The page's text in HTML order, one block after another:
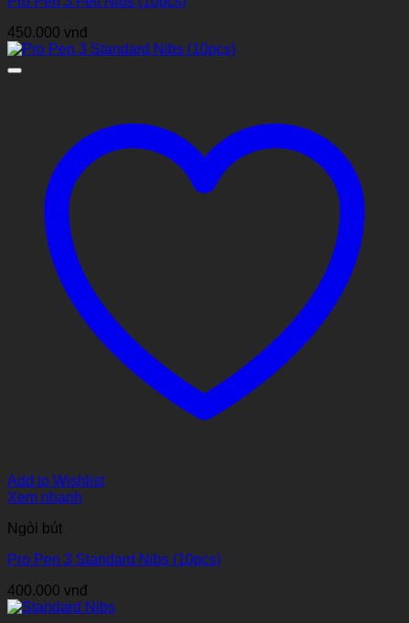
450.000 vnđ
Add to Wishlist
Xem nhanh
Ngòi bút
Pro Pen 3 Standard Nibs (10pcs)
400.000 vnđ